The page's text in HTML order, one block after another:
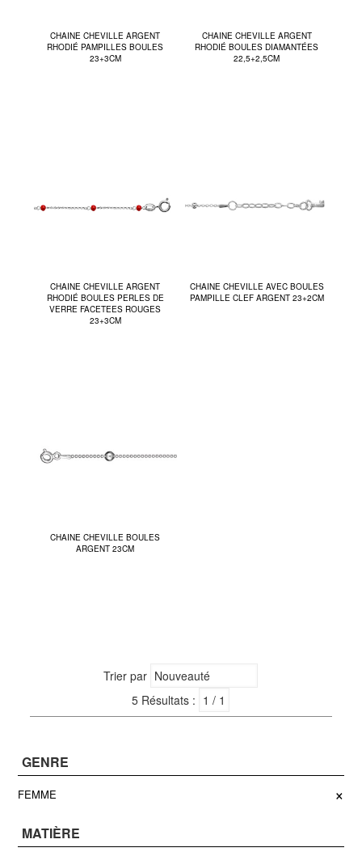
CHAINE CHEVILLE ARGENT
RHODIÉ PAMPILLES BOULES
23+3CM
CHAINE CHEVILLE ARGENT
RHODIÉ BOULES DIAMANTÉES
22,5+2,5CM
CHAINE CHEVILLE ARGENT
RHODIÉ BOULES PERLES DE
VERRE FACETEES ROUGES
23+3CM
CHAINE CHEVILLE AVEC BOULES
PAMPILLE CLEF ARGENT 23+2CM
CHAINE CHEVILLE BOULES
ARGENT 23CM
Trier par
5 Résultats :
GENRE
FEMME ×
MATIÈRE